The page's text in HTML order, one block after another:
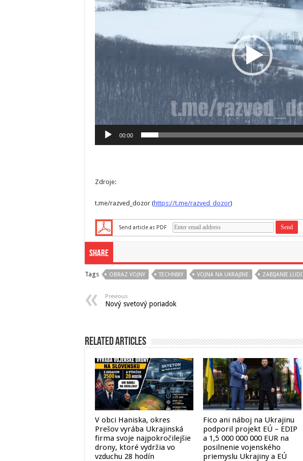
00:00
Zdroje:
t.me/razved_dozor (https://t.me/razved_dozor)
Send article as PDF
Share
Tags OBRAZ VOJNY TECHNIKY VOJNA NA UKRAJINE ZABIJANIE LUDI
Previous
Nový svetový poriadok
Related Articles
V obci Haniska, okres
Prešov vyrába Ukrajinská
firma svoje najpokročilejšie
drony, ktoré vydržia vo
vzduchu 28 hodín
Fico ani náboj na Ukrajinu
podporil projekt EÚ – EDIP
a 1,5 000 000 000 EUR na
posilnenie vojenského
priemyslu Ukrajiny a EÚ